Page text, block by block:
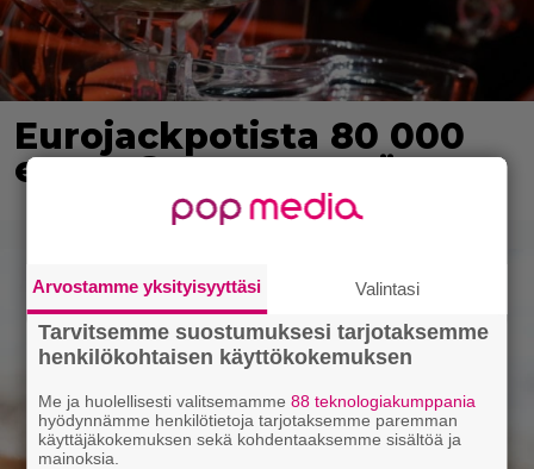
Eurojackpotista 80 000
euroa Suomeen – tänne
Arvostamme yksityisyyttäsi Valintasi
Tarvitsemme suostumuksesi tarjotaksemme
henkilökohtaisen käyttökokemuksen
Me ja huolellisesti valitsemamme88 teknologiakumppania
hyödynnämme henkilötietoja tarjotaksemme paremman
käyttäjäkokemuksen sekä kohdentaaksemme sisältöä ja
mainoksia.